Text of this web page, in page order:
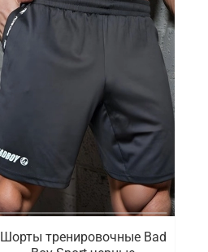
Шорты тренировочные Bad